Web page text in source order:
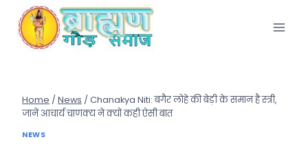
content
Home / News / Chanakya Niti: बगैर लोहे की बेड़ी के समान है स्त्री,
जानें आचार्य चाणक्य ने क्यों कही ऐसी बात
NEWS